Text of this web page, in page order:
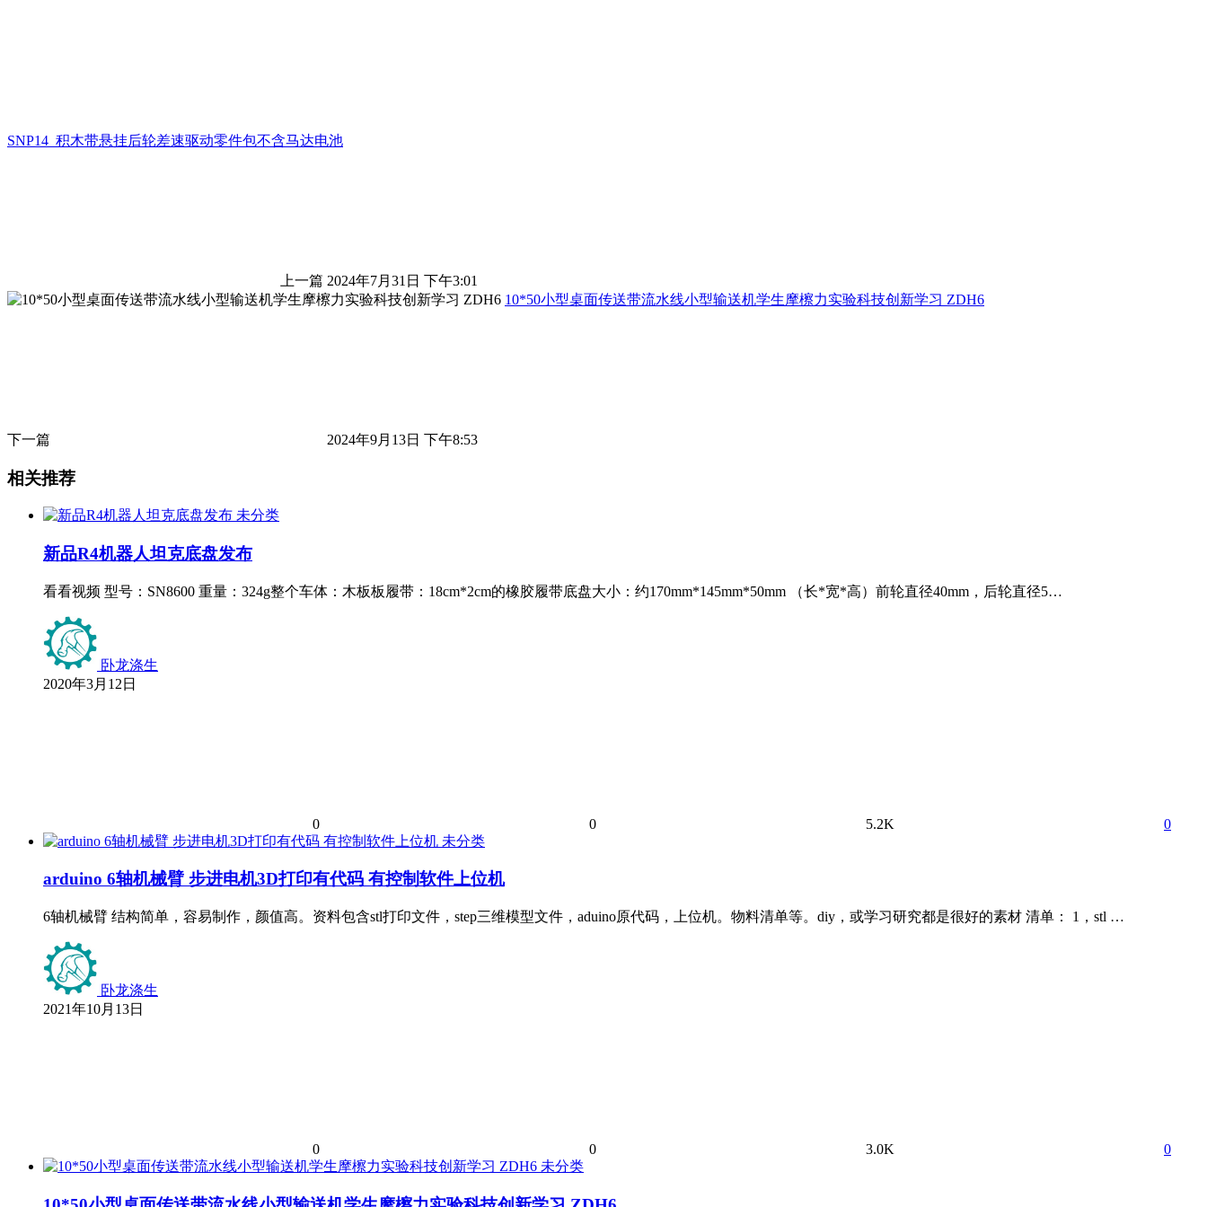
SNP14 积木带悬挂后轮差速驱动零件包不含马达电池
上一篇 2024年7月31日 下午3:01
10*50小型桌面传送带流水线小型输送机学生摩檫力实验科技创新学习 ZDH6
下一篇 2024年9月13日 下午8:53
相关推荐
未分类
新品R4机器人坦克底盘发布
看看视频 型号：SN8600 重量：324g整个车体：木板板履带：18cm*2cm的橡胶履带底盘大小：约170mm*145mm*50mm （长*宽*高）前轮直径40mm，后轮直径5…
卧龙涤生
2020年3月12日
0 0 5.2K
0
未分类
arduino 6轴机械臂 步进电机3D打印有代码 有控制软件上位机
6轴机械臂 结构简单，容易制作，颜值高。资料包含stl打印文件，step三维模型文件，aduino原代码，上位机。物料清单等。diy，或学习研究都是很好的素材 清单： 1，stl …
卧龙涤生
2021年10月13日
0 0 3.0K
0
未分类